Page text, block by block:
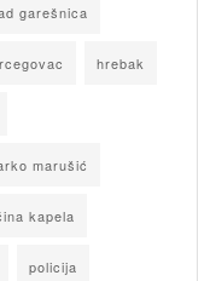
garešnica
hrebak
marušić
kapela
policija